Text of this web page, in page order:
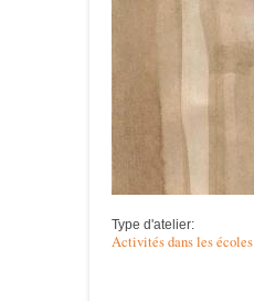
Type d'atelier:
Activités dans les écoles